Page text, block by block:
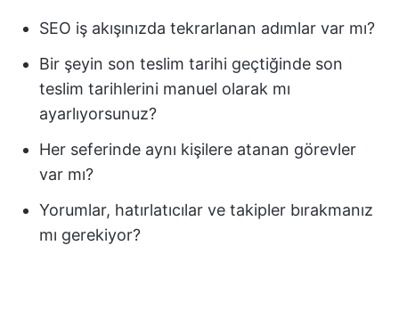
SEO iş akışınızda tekrarlanan adımlar var mı?
Bir şeyin son teslim tarihi geçtiğinde son
teslim tarihlerini manuel olarak mı
ayarlıyorsunuz?
Her seferinde aynı kişilere atanan görevler
var mı?
Yorumlar, hatırlatıcılar ve takipler bırakmanız
mı gerekiyor?